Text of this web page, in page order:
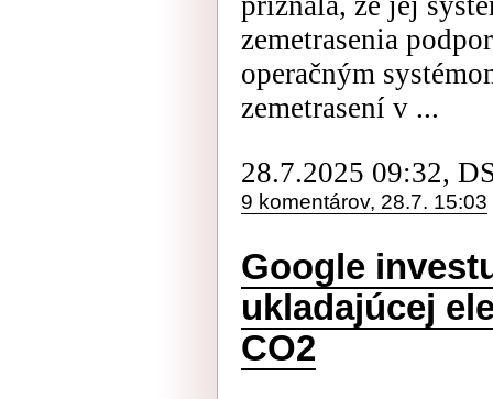
zemetrasenia
operačným
zemetrasení v ...
28.7.2025 09:32,
9 komentárov, 28.7. 15:03
Google
ukladajúcej
CO2